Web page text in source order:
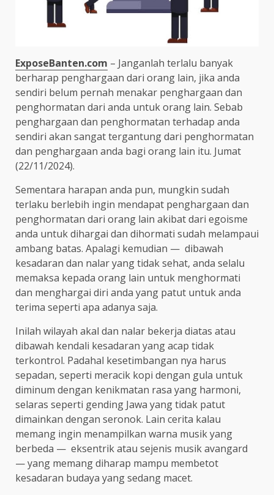
ExposeBanten.com – Janganlah terlalu banyak
berharap penghargaan dari orang lain, jika anda
sendiri belum pernah menakar penghargaan dan
penghormatan dari anda untuk orang lain. Sebab
penghargaan dan penghormatan terhadap anda
sendiri akan sangat tergantung dari penghormatan
dan penghargaan anda bagi orang lain itu. Jumat
(22/11/2024).
Sementara harapan anda pun, mungkin sudah
terlaku berlebih ingin mendapat penghargaan dan
penghormatan dari orang lain akibat dari egoisme
anda untuk dihargai dan dihormati sudah melampaui
ambang batas. Apalagi kemudian — dibawah
kesadaran dan nalar yang tidak sehat, anda selalu
memaksa kepada orang lain untuk menghormati
dan menghargai diri anda yang patut untuk anda
terima seperti apa adanya saja.
Inilah wilayah akal dan nalar bekerja diatas atau
dibawah kendali kesadaran yang acap tidak
terkontrol. Padahal kesetimbangan nya harus
sepadan, seperti meracik kopi dengan gula untuk
diminum dengan kenikmatan rasa yang harmoni,
selaras seperti gending Jawa yang tidak patut
dimainkan dengan seronok. Lain cerita kalau
memang ingin menampilkan warna musik yang
berbeda — eksentrik atau sejenis musik avangard
— yang memang diharap mampu membetot
kesadaran budaya yang sedang macet.